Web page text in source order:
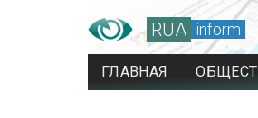
RUA inform
ГЛАВНАЯ